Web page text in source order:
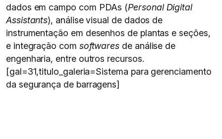
dados em campo com PDAs (Personal Digital
Assistants), análise visual de dados de
instrumentação em desenhos de plantas e seções,
e integração com softwares de análise de
engenharia, entre outros recursos.
[gal=31,titulo_galeria=Sistema para gerenciamento
da segurança de barragens]